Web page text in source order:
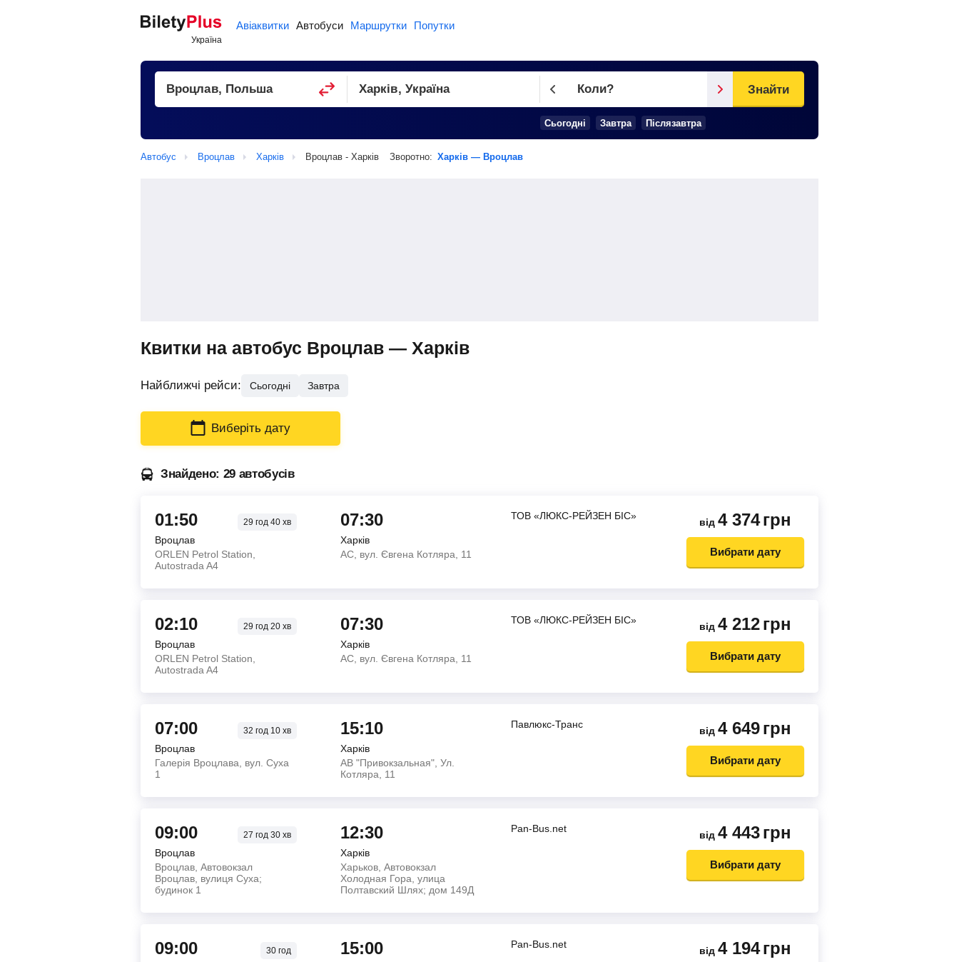
Авіаквитки Автобуси Маршрутки Попутки
Коли?
Cьогодні Завтра Післязавтра
Знайти
Автобус Вроцлав Харків Вроцлав - Харків Зворотно: Харків — Вроцлав
Квитки на автобус Вроцлав — Харків
Найближчі рейси: Сьогодні Завтра
Виберіть дату
Знайдено: 29 автобусів
01:50 29 год40 хв
Вроцлав
ORLEN Petrol Station,
Autostrada A4
07:30
Харків
АС, вул. Євгена Котляра, 11
ТОВ «ЛЮКС-РЕЙЗЕН БІС»
від 4 374грн
Вибрати дату
02:10 29 год20 хв
Вроцлав
ORLEN Petrol Station,
Autostrada A4
07:30
Харків
АС, вул. Євгена Котляра, 11
ТОВ «ЛЮКС-РЕЙЗЕН БІС»
від 4 212грн
Вибрати дату
07:00 32 год10 хв
Вроцлав
Галерія Вроцлава, вул. Суха
1
15:10
Харків
АВ "Привокзальная", Ул.
Котляра, 11
Павлюкс-Транс
від 4 649грн
Вибрати дату
09:00 27 год30 хв
Вроцлав
Вроцлав, Автовокзал
Вроцлав, вулиця Суха;
будинок 1
12:30
Харків
Харьков, Автовокзал
Холодная Гора, улица
Полтавский Шлях; дом 149Д
Pan-Bus.net
від 4 443грн
Вибрати дату
09:00 30 год 15:00 Pan-Bus.net
від 4 194грн